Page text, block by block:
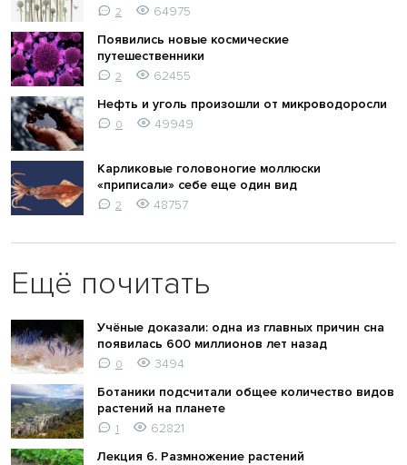
2
64975
Появились новые космические
путешественники
2
62455
Нефть и уголь произошли от микроводоросли
0 49949
Карликовые головоногие моллюски
«приписали» себе еще один вид
2 48757
Ещё почитать
Учёные доказали: одна из главных причин сна
появилась 600 миллионов лет назад
0
3494
Ботаники подсчитали общее количество видов
растений на планете
1
62821
Лекция 6. Размножение растений